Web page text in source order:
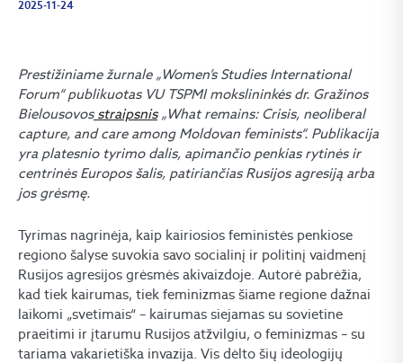
2025-11-24
Prestižiniame žurnale „Women’s Studies International
Forum“ publikuotas VU TSPMI mokslininkės dr. Gražinos
Bielousovosstraipsnis„What remains: Crisis, neoliberal
capture, and care among Moldovan feminists“. Publikacija
yra platesnio tyrimo dalis, apimančio penkias rytinės ir
centrinės Europos šalis, patiriančias Rusijos agresiją arba
jos grėsmę.
Tyrimas nagrinėja, kaip kairiosios feministės penkiose
regiono šalyse suvokia savo socialinį ir politinį vaidmenį
Rusijos agresijos grėsmės akivaizdoje. Autorė pabrėžia,
kad tiek kairumas, tiek feminizmas šiame regione dažnai
laikomi „svetimais“ – kairumas siejamas su sovietine
praeitimi ir įtarumu Rusijos atžvilgiu, o feminizmas – su
tariama vakarietiška invazija. Vis dėlto šių ideologijų